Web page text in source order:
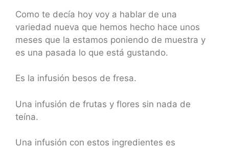
Como te decía hoy voy a hablar de una
variedad nueva que hemos hecho hace unos
meses que la estamos poniendo de muestra y
es una pasada lo que está gustando.
Es la infusión besos de fresa.
Una infusión de frutas y flores sin nada de
teína.
Una infusión con estos ingredientes es